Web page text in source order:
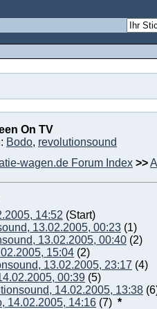
On TV
Bodo, revolutionsound
wagen.de Forum Index >>
14:52 (Start)
13.02.2005, 00:23 (1)
13.02.2005, 00:40 (2)
15:04 (2)
13.02.2005, 23:17 (4)
00:39 (5)
14.02.2005, 13:38
14.02.2005, 14:16 (7) *